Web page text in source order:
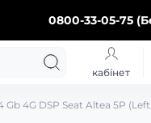
0800-33-05-75
кабінет
4G DSP Seat Altea 5P